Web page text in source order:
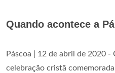
Quando acontece a
Páscoa | 12 de abril de 2020 -
celebração cristã